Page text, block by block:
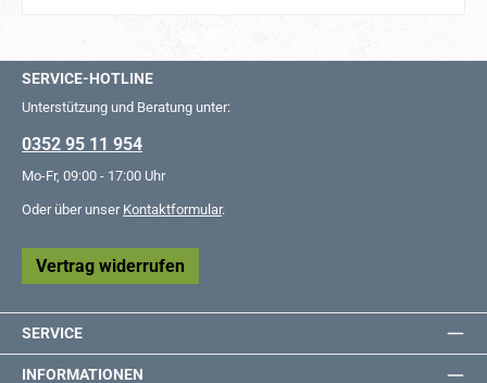
SERVICE-HOTLINE
Unterstützung und Beratung unter:
0352 95 11 954
Mo-Fr, 09:00 - 17:00 Uhr
Oder über unser Kontaktformular.
Vertrag widerrufen
SERVICE
INFORMATIONEN